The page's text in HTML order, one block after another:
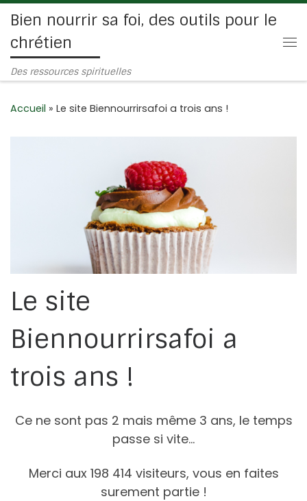
Passer au contenu
Bien nourrir sa foi, des outils pour le
chrétien
Des ressources spirituelles
Accueil » Le site Biennourrirsafoi a trois ans !
Le site
Biennourrirsafoi a
trois ans !
Ce ne sont pas 2 mais même 3 ans, le temps
passe si vite…
Merci aux 198 414 visiteurs, vous en faites
surement partie !